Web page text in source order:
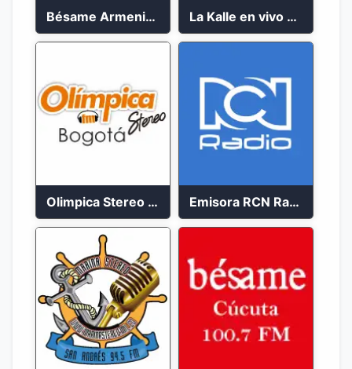
Bésame Armenia en vivo 2023 La Kalle en vivo 2023
Olimpica Stereo Bogotá 105.9 FM Vibrante Emisora RCN Radio 93.9 FM Bogotá